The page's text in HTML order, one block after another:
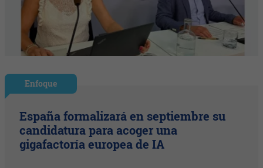
Enfoque
España formalizará en septiembre su
candidatura para acoger una
gigafactoría europea de IA